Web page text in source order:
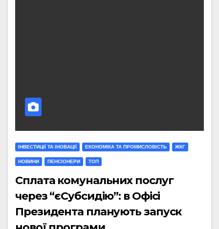
ІНВЕСТИЦІЇ ТА ІНОВАЦІЇ ЕКОНОМІКА ТА ПРОМИСЛОВІСТЬ ЖКГ
НОВИНИ ПЕНСІОНЕРИ ТОП
Сплата комунальних послуг
через “єСубсидію”: в Офісі
Президента планують запуск